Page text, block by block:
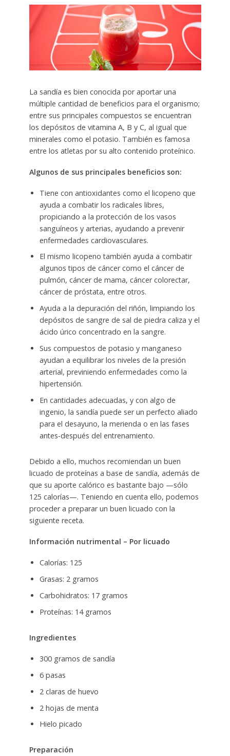
La sandía es bien conocida por aportar una
múltiple cantidad de beneficios para el organismo;
entre sus principales compuestos se encuentran
los depósitos de vitamina A, B y C, al igual que
minerales como el potasio. También es famosa
entre los atletas por su alto contenido proteínico.
Algunos de sus principales beneficios son:
Tiene con antioxidantes como el licopeno que
ayuda a combatir los radicales libres,
propiciando a la protección de los vasos
sanguíneos y arterias, ayudando a prevenir
enfermedades cardiovasculares.
El mismo licopeno también ayuda a combatir
algunos tipos de cáncer como el cáncer de
pulmón, cáncer de mama, cáncer colorectar,
cáncer de próstata, entre otros.
Ayuda a la depuración del riñón, limpiando los
depósitos de sangre de sal de piedra caliza y el
ácido úrico concentrado en la sangre.
Sus compuestos de potasio y manganeso
ayudan a equilibrar los niveles de la presión
arterial, previniendo enfermedades como la
hipertensión.
En cantidades adecuadas, y con algo de
ingenio, la sandía puede ser un perfecto aliado
para el desayuno, la merienda o en las fases
antes-después del entrenamiento.
Debido a ello, muchos recomiendan un buen
licuado de proteínas a base de sandía, además de
que su aporte calórico es bastante bajo —sólo
125 calorías—. Teniendo en cuenta ello, podemos
proceder a preparar un buen licuado con la
siguiente receta.
Información nutrimental – Por licuado
Calorías: 125
Grasas: 2 gramos
Carbohidratos: 17 gramos
Proteínas: 14 gramos
Ingredientes
300 gramos de sandía
6 pasas
2 claras de huevo
2 hojas de menta
Hielo picado
Preparación